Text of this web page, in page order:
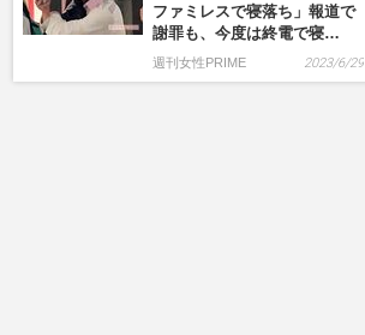
ファミレスで寝落ち」報道で
謝罪も、今度は終電で寝…
週刊女性PRIME 2023/6/29